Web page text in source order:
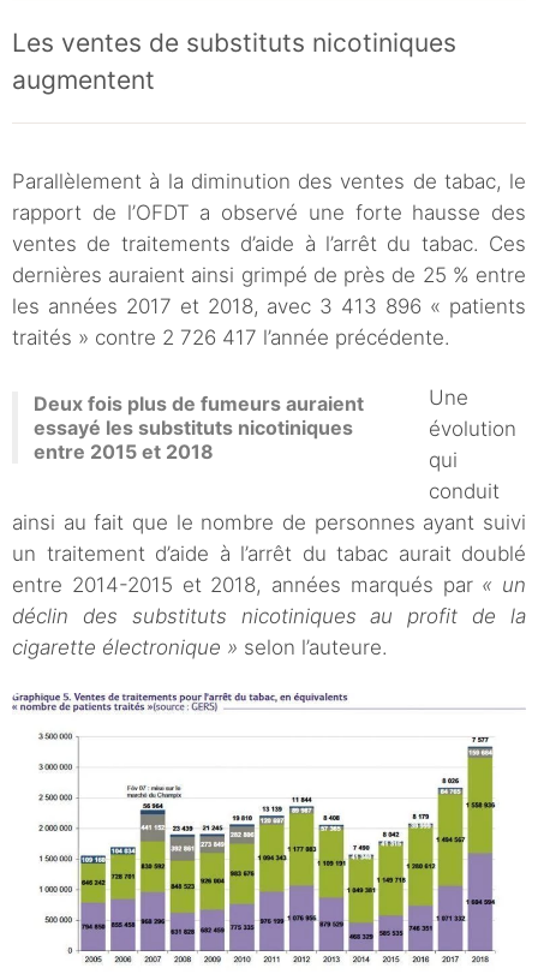
Les ventes de substituts nicotiniques
augmentent
Parallèlement à la diminution des ventes de tabac, le
rapport de l’OFDT a observé une forte hausse des
ventes de traitements d’aide à l’arrêt du tabac. Ces
dernières auraient ainsi grimpé de près de 25 % entre
les années 2017 et 2018, avec 3 413 896 « patients
traités » contre 2 726 417 l’année précédente.
Deux fois plus de fumeurs auraient
essayé les substituts nicotiniques
entre 2015 et 2018
Une
évolution
qui
conduit
ainsi au fait que le nombre de personnes ayant suivi
un traitement d’aide à l’arrêt du tabac aurait doublé
entre 2014-2015 et 2018, années marqués par « un
déclin des substituts nicotiniques au profit de la
cigarette électronique » selon l’auteure.